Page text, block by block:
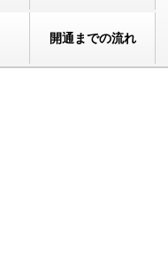
開通までの流れ